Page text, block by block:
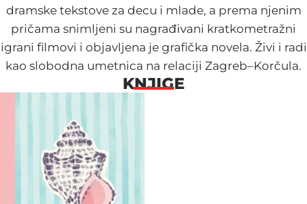
dramske tekstove za decu i mlade, a prema njenim
pričama snimljeni su nagrađivani kratkometražni
igrani filmovi i objavljena je grafička novela. Živi i radi
kao slobodna umetnica na relaciji Zagreb–Korčula.
KNJIGE